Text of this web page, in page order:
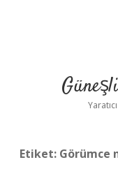
Etiket: Görümce